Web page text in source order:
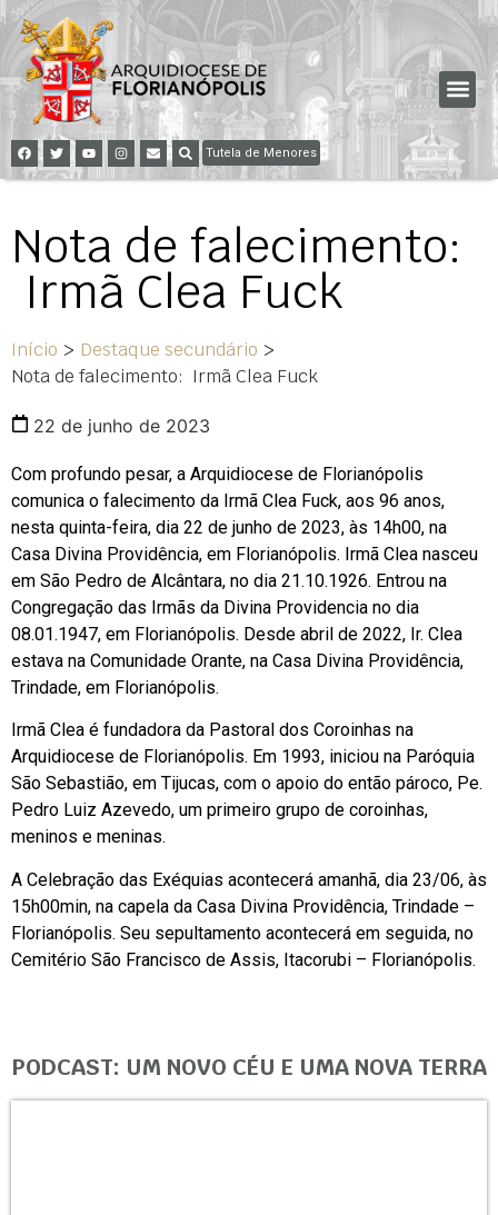
Tutela de Menores
Nota de falecimento:
Irmã Clea Fuck
Início > Destaque secundário >
Nota de falecimento: Irmã Clea Fuck
22 de junho de 2023
Com profundo pesar, a Arquidiocese de Florianópolis
comunica o falecimento da Irmã Clea Fuck, aos 96 anos,
nesta quinta-feira, dia 22 de junho de 2023, às 14h00, na
Casa Divina Providência, em Florianópolis. Irmã Clea nasceu
em São Pedro de Alcântara, no dia 21.10.1926. Entrou na
Congregação das Irmãs da Divina Providencia no dia
08.01.1947, em Florianópolis. Desde abril de 2022, Ir. Clea
estava na Comunidade Orante, na Casa Divina Providência,
Trindade, em Florianópolis.
Irmã Clea é fundadora da Pastoral dos Coroinhas na
Arquidiocese de Florianópolis. Em 1993, iniciou na Paróquia
São Sebastião, em Tijucas, com o apoio do então pároco, Pe.
Pedro Luiz Azevedo, um primeiro grupo de coroinhas,
meninos e meninas.
A Celebração das Exéquias acontecerá amanhã, dia 23/06, às
15h00min, na capela da Casa Divina Providência, Trindade –
Florianópolis. Seu sepultamento acontecerá em seguida, no
Cemitério São Francisco de Assis, Itacorubi – Florianópolis.
PODCAST: UM NOVO CÉU E UMA NOVA TERRA